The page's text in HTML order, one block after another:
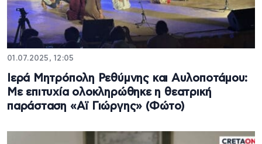
01.07.2025, 12:05
Ιερά Μητρόπολη Ρεθύμνης και Αυλοποτάμου:
Με επιτυχία ολοκληρώθηκε η θεατρική
παράσταση «Αϊ Γιώργης» (Φώτο)